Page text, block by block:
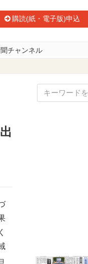
購読(紙・電子版)申込
チャンネル